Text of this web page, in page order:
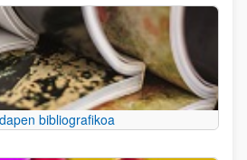
bibliografikoa